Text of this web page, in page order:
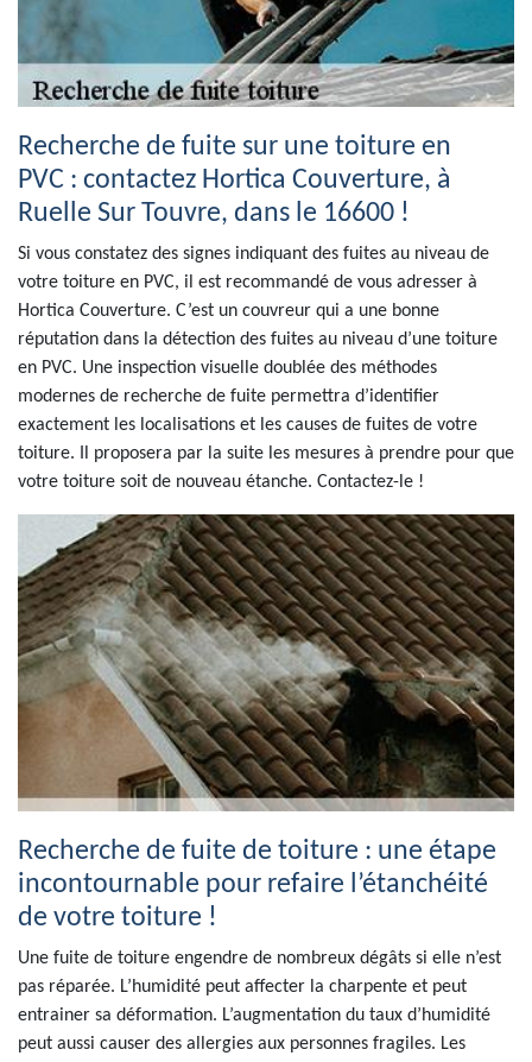
Recherche de fuite sur une toiture en
PVC : contactez Hortica Couverture, à
Ruelle Sur Touvre, dans le 16600 !
Si vous constatez des signes indiquant des fuites au niveau de
votre toiture en PVC, il est recommandé de vous adresser à
Hortica Couverture. C’est un couvreur qui a une bonne
réputation dans la détection des fuites au niveau d’une toiture
en PVC. Une inspection visuelle doublée des méthodes
modernes de recherche de fuite permettra d’identifier
exactement les localisations et les causes de fuites de votre
toiture. Il proposera par la suite les mesures à prendre pour que
votre toiture soit de nouveau étanche. Contactez-le !
Recherche de fuite de toiture : une étape
incontournable pour refaire l’étanchéité
de votre toiture !
Une fuite de toiture engendre de nombreux dégâts si elle n’est
pas réparée. L’humidité peut affecter la charpente et peut
entrainer sa déformation. L’augmentation du taux d’humidité
peut aussi causer des allergies aux personnes fragiles. Les